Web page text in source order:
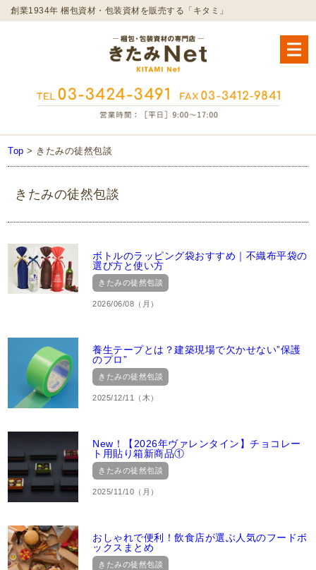
創業1934年 梱包資材・包装資材を販売する「キタミ」
Top > きたみの徒然包談
きたみの徒然包談
ボトルのラッピング袋おすすめ｜不織布平袋の
選び方と使い方
きたみの徒然包談
2026/06/08（月）
養生テープとは？建築現場で欠かせない”保護
のプロ”
きたみの徒然包談
2025/12/11（木）
New！【2026年ヴァレンタイン】チョコレー
ト用貼り箱新商品①
きたみの徒然包談
2025/11/10（月）
おしゃれで便利！飲食店が選ぶ人気のフードボ
ックスまとめ
きたみの徒然包談